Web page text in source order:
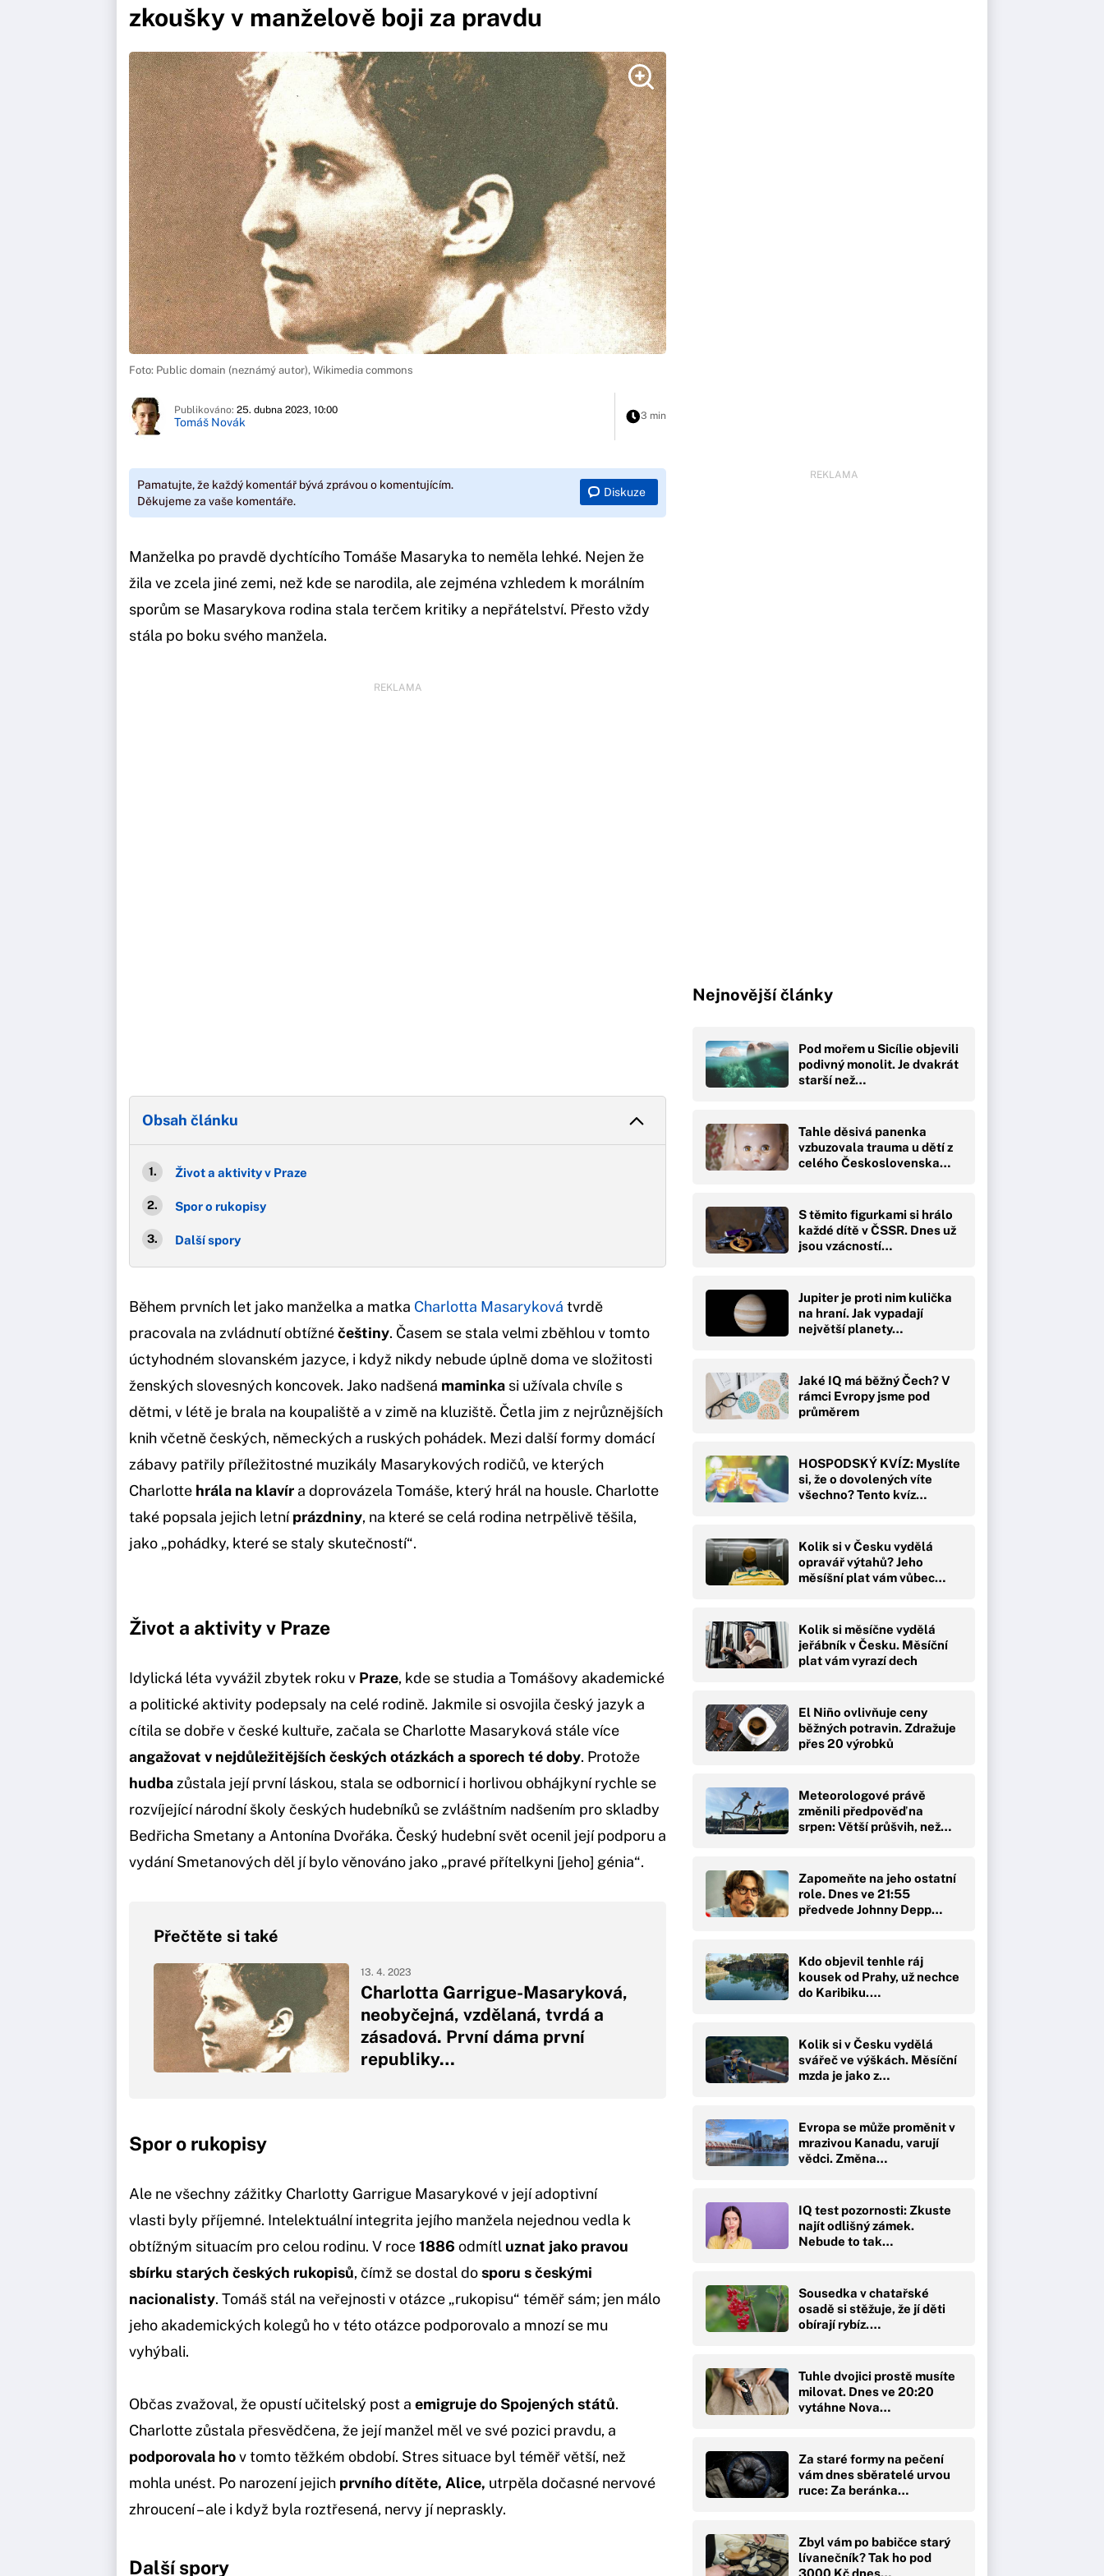
zkoušky v manželově boji za pravdu
Foto: Public domain (neznámý autor), Wikimedia commons
Publikováno: 25. dubna 2023, 10:00
Tomáš Novák 3 min
Pamatujte, že každý komentář bývá zprávou o komentujícím.
Děkujeme za vaše komentáře.
Diskuze
Manželka po pravdě dychtícího Tomáše Masaryka to neměla lehké. Nejen že
žila ve zcela jiné zemi, než kde se narodila, ale zejména vzhledem k morálním
sporům se Masarykova rodina stala terčem kritiky a nepřátelství. Přesto vždy
stála po boku svého manžela.
REKLAMA
Obsah článku
Život a aktivity v Praze
Spor o rukopisy
Další spory
Během prvních let jako manželka a matka Charlotta Masaryková tvrdě
pracovala na zvládnutí obtížnéčeštiny. Časem se stala velmi zběhlou v tomto
úctyhodném slovanském jazyce, i když nikdy nebude úplně doma ve složitosti
ženských slovesných koncovek. Jako nadšená maminka si užívala chvíle s
dětmi, v létě je brala na koupaliště a v zimě na kluziště. Četla jim z nejrůznějších
knih včetně českých, německých a ruských pohádek. Mezi další formy domácí
zábavy patřily příležitostné muzikály Masarykových rodičů, ve kterých
Charlotte hrála na klavír a doprovázela Tomáše, který hrál na housle. Charlotte
také popsala jejich letníprázdniny, na které se celá rodina netrpělivě těšila,
jako „pohádky, které se staly skutečností“.
Život a aktivity v Praze
Idylická léta vyvážil zbytek roku v Praze, kde se studia a Tomášovy akademické
a politické aktivity podepsaly na celé rodině. Jakmile si osvojila český jazyk a
cítila se dobře v české kultuře, začala se Charlotte Masaryková stále více
angažovat v nejdůležitějších českých otázkách a sporech té doby. Protože
hudba zůstala její první láskou, stala se odbornicí i horlivou obhájkyní rychle se
rozvíjející národní školy českých hudebníků se zvláštním nadšením pro skladby
Bedřicha Smetany a Antonína Dvořáka. Český hudební svět ocenil její podporu a
vydání Smetanových děl jí bylo věnováno jako „pravé přítelkyni [jeho] génia“.
Přečtěte si také
Charlotta Garrigue-Masaryková,
neobyčejná, vzdělaná, tvrdá a
zásadová. První dáma první
republiky…
13. 4. 2023
Spor o rukopisy
Ale ne všechny zážitky Charlotty Garrigue Masarykové v její adoptivní
vlasti byly příjemné. Intelektuální integrita jejího manžela nejednou vedla k
obtížným situacím pro celou rodinu. V roce1886 odmítl uznat jako pravou
sbírku starých českých rukopisů, čímž se dostal dosporu s českými
nacionalisty. Tomáš stál na veřejnosti v otázce „rukopisu“ téměř sám; jen málo
jeho akademických kolegů ho v této otázce podporovalo a mnozí se mu
vyhýbali.
Občas zvažoval, že opustí učitelský post a emigruje do Spojených států.
Charlotte zůstala přesvědčena, že její manžel měl ve své pozici pravdu, a
podporovala hov tomto těžkém období. Stres situace byl téměř větší, než
mohla unést. Po narození jejich prvního dítěte, Alice, utrpěla dočasné nervové
zhroucení – ale i když byla roztřesená, nervy jí nepraskly.
Další spory
REKLAMA
Nejnovější články
Pod mořem u Sicílie objevili
podivný monolit. Je dvakrát
starší než…
Tahle děsivá panenka
vzbuzovala trauma u dětí z
celého Československa…
S těmito figurkami si hrálo
každé dítě v ČSSR. Dnes už
jsou vzácností…
Jupiter je proti nim kulička
na hraní. Jak vypadají
největší planety…
Jaké IQ má běžný Čech? V
rámci Evropy jsme pod
průměrem
HOSPODSKÝ KVÍZ: Myslíte
si, že o dovolených víte
všechno? Tento kvíz…
Kolik si v Česku vydělá
opravář výtahů? Jeho
měsíšní plat vám vůbec…
Kolik si měsíčne vydělá
jeřábník v Česku. Měsíční
plat vám vyrazí dech
El Niño ovlivňuje ceny
běžných potravin. Zdražuje
přes 20 výrobků
Meteorologové právě
změnili předpověď na
srpen: Větší průšvih, než…
Zapomeňte na jeho ostatní
role. Dnes ve 21:55
předvede Johnny Depp…
Kdo objevil tenhle ráj
kousek od Prahy, už nechce
do Karibiku.…
Kolik si v Česku vydělá
svářeč ve výškách. Měsíční
mzda je jako z…
Evropa se může proměnit v
mrazivou Kanadu, varují
vědci. Změna…
IQ test pozornosti: Zkuste
najít odlišný zámek.
Nebude to tak…
Sousedka v chatařské
osadě si stěžuje, že jí děti
obírají rybíz.…
Tuhle dvojici prostě musíte
milovat. Dnes ve 20:20
vytáhne Nova…
Za staré formy na pečení
vám dnes sběratelé urvou
ruce: Za beránka…
Zbyl vám po babičce starý
lívanečník? Tak ho pod
3000 Kč dnes…